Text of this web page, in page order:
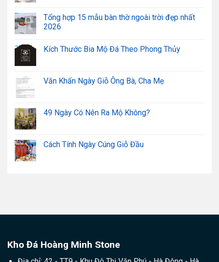
Tổng hợp 15 mẫu bàn thờ ngoài trời đẹp nhất
2026
Kích Thước Bia Mộ Đá Theo Phong Thủy
Văn Khấn Ngày Giỗ Ông Bà, Cha Mẹ
49 Ngày Có Nên Ra Mộ Không?
Cách Tính Ngày Cúng Giỗ Đầu
Kho Đá Hoàng Minh Stone